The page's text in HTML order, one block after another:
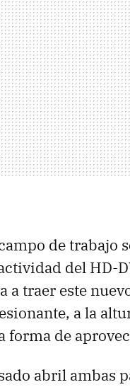
de trabajo
del HD-
a traer este
a la
forma de
abril ambas